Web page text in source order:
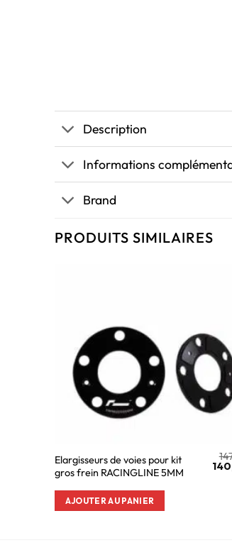
Description
Informations
Brand
PRODUITS SIMILAIRES
Elargisseurs de voies pour kit
gros frein RACINGLINE 5MM
AJOUTER AU PANIER